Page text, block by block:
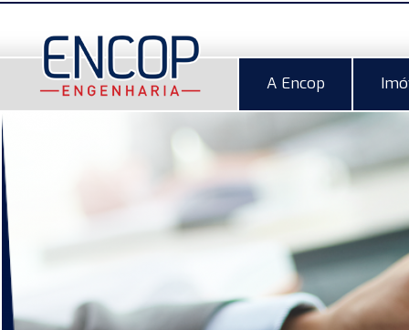
A Encop